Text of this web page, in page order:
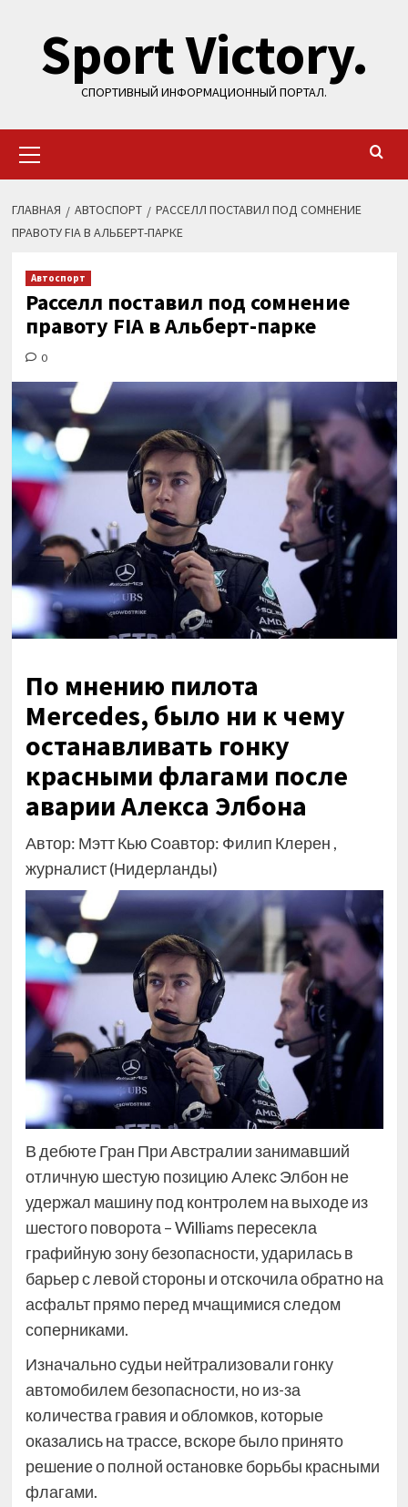
содержимому
Sport Victory.
СПОРТИВНЫЙ ИНФОРМАЦИОННЫЙ ПОРТАЛ.
меню
ГЛАВНАЯ АВТОСПОРТ
РАССЕЛЛ ПОСТАВИЛ ПОД СОМНЕНИЕ
ПРАВОТУ FIA В АЛЬБЕРТ-ПАРКЕ
Автоспорт
Расселл поставил под сомнение
правоту FIA в Альберт-парке
0
По мнению пилота
Mercedes, было ни к чему
останавливать гонку
красными флагами после
аварии Алекса Элбона
Автор: Мэтт Кью Соавтор: Филип Клерен ,
журналист (Нидерланды)
В дебюте Гран При Австралии занимавший
отличную шестую позицию Алекс Элбон не
удержал машину под контролем на выходе из
шестого поворота – Williams пересекла
графийную зону безопасности, ударилась в
барьер с левой стороны и отскочила обратно на
асфальт прямо перед мчащимися следом
соперниками.
Изначально судьи нейтрализовали гонку
автомобилем безопасности, но из-за
количества гравия и обломков, которые
оказались на трассе, вскоре было принято
решение о полной остановке борьбы красными
флагами.